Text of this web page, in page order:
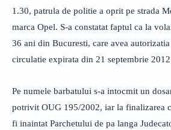
1.30, patrula de politie a oprit pe strada
marca Opel. S-a constatat faptul ca la
36 ani din Bucuresti, care avea
circulatie expirata din 21 septembrie
Pe numele barbatului s-a intocmit un
potrivit OUG 195/2002, iar la finalizarea
fi inaintat Parchetului de pa langa